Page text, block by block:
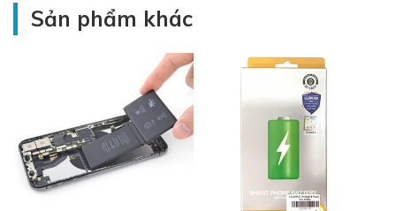
Sản phẩm khác